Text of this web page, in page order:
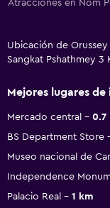
Atracciones en Nom
Ubicación de
Sangkat Pshathmey 3
Mejores lugares de
Mercado central
0.7
BS Department Store
Museo nacional de
Independence
Palacio Real
1 km